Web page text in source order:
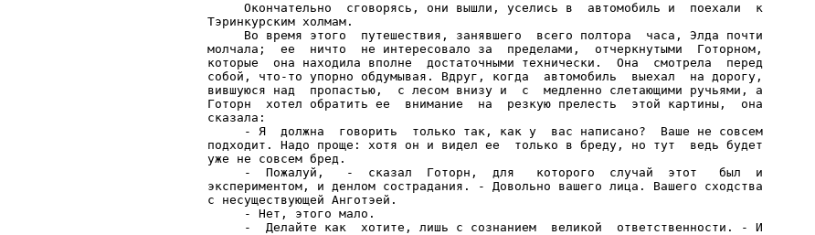
     Окончательно  сговорясь, они вышли, уселись в  автомобиль и  поехали  к
Тэринкурским холмам.
     Во время этого  путешествия, занявшего  всего полтора  часа, Элда почти
молчала;  ее  ничто  не интересовало за  пределами,  отчеркнутыми  Готорном,
которые  она находила вполне  достаточными технически.  Она  смотрела  перед
собой, что-то упорно обдумывая. Вдруг, когда  автомобиль  выехал  на дорогу,
вившуюся над  пропастью,  с лесом внизу и  с  медленно слетающими ручьями, а
Готорн  хотел обратить ее  внимание  на  резкую прелесть  этой картины,  она
сказала:
     - Я  должна  говорить  только так, как у  вас написано?  Ваше не совсем
подходит. Надо проще: хотя он и видел ее  только в бреду, но тут  ведь будет
уже не совсем бред.
     -  Пожалуй,   -  сказал  Готорн,  для   которого  случай  этот   был  и
экспериментом, и денлом сострадания. - Довольно вашего лица. Вашего сходства
с несуществующей Анготэей.
     - Нет, этого мало.
     -  Делайте как  хотите, лишь с сознанием  великой  ответственности. - И